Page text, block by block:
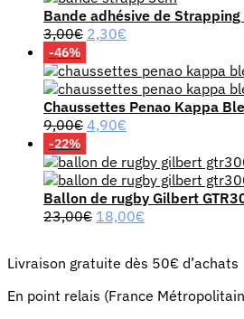
était :
3,50€.
est :
Bande adhésive de
3,00€ Le
initial
était :
3,00€.
2,30€
actuel
est :
2,30€.
-46%
Chaussettes Penao Kappa
9,00€ Le
initial
était :
9,00€.
4,90€
actuel
est :
4,90€.
-22%
Ballon de rugby Gilbert
23,00€ Le
était :
23,00€.
18,00€
est :
18,00€.
Livraison gratuite dès 50€ d’achats
En point relais (France